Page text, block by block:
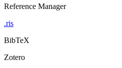
Reference Manager
.ris
BibTeX
Zotero